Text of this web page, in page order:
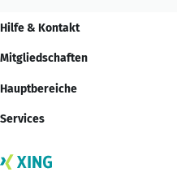
Hilfe & Kontakt
Mitgliedschaften
Hauptbereiche
Services